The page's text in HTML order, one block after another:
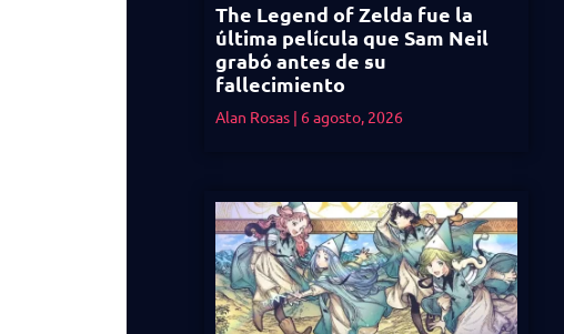
The Legend of Zelda fue la
última película que Sam Neil
grabó antes de su
fallecimiento
Alan Rosas 6 agosto, 2026